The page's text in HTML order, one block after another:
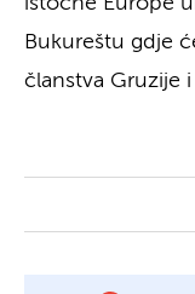
Bukureštu gdje
članstva Gruzije i